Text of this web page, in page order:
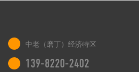
中老（磨丁）经济特区
139-8220-2402